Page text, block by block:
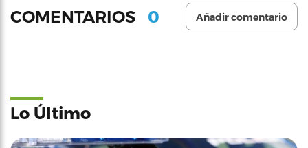
COMENTARIOS 0 Añadir comentario
Lo Último